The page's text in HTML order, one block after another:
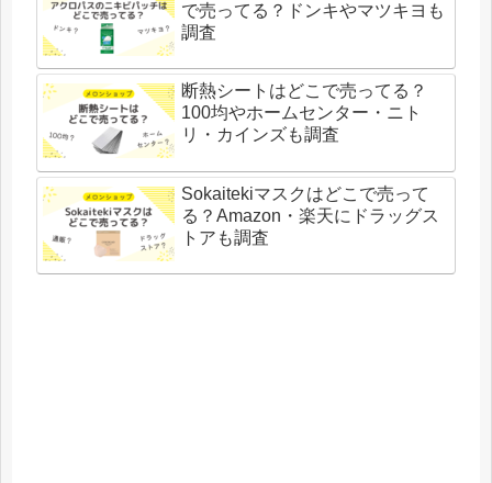
で売ってる？ドンキやマツキヨも
調査
断熱シートはどこで売ってる？
100均やホームセンター・ニト
リ・カインズも調査
Sokaitekiマスクはどこで売って
る？Amazon・楽天にドラッグス
トアも調査